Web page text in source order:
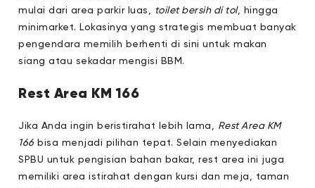
mulai dari area parkir luas, toilet bersih di tol, hingga
minimarket. Lokasinya yang strategis membuat banyak
pengendara memilih berhenti di sini untuk makan
siang atau sekadar mengisi BBM.
Rest Area KM 166
Jika Anda ingin beristirahat lebih lama, Rest Area KM
166 bisa menjadi pilihan tepat. Selain menyediakan
SPBU untuk pengisian bahan bakar, rest area ini juga
memiliki area istirahat dengan kursi dan meja, taman